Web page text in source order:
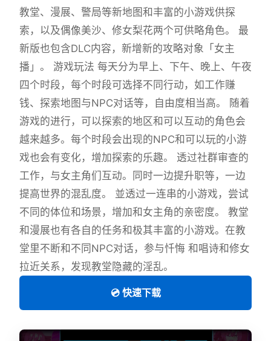
教堂、漫展、警局等新地图和丰富的小游戏供探
索，以及偶像美沙、修女梨花两个可供略角色。 最
新版也包含DLC内容，新增新的攻略对象「女主
播」。 游戏玩法 每天分为早上、下午、晚上、午夜
四个时段，每个时段可选择不同行动，如工作赚
钱、探索地图与NPC对话等，自由度相当高。 随着
游戏的进行，可以探索的地区和可以互动的角色会
越来越多。每个时段会出现的NPC和可以玩的小游
戏也会有变化，增加探索的乐趣。 透过社群审查的
工作，与女主角们互动。同时一边提升职等，一边
提高世界的混乱度。 並透过一连串的小游戏，尝试
不同的体位和场景，增加和女主角的亲密度。 教堂
和漫展也有各自的任务和极其丰富的小游戏。在教
堂里不断和不同NPC对话，参与忏悔 和唱诗和修女
拉近关系，发现教堂隐藏的淫乱。
💿 快速下载